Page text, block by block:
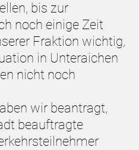
bis zur
noch einige Zeit
Fraktion wichtig,
in Unteraichen
nicht noch
wir beantragt,
beauftragte